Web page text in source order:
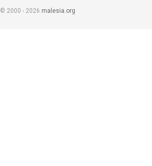
© 2000 - 2026 malesia.org